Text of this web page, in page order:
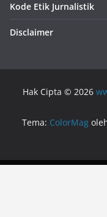
Kode Etik Jurnalistik
Disclaimer
Hak Cipta © 2026
Tema: ColorMag